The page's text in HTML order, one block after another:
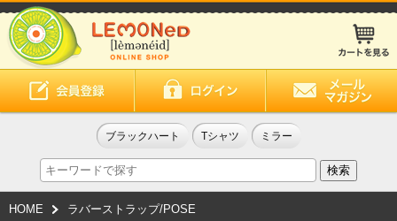
ブラックハート Tシャツ ミラー
HOME ラバーストラップ/POSE